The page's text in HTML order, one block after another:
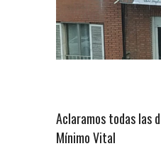
Aclaramos todas las
Mínimo Vital